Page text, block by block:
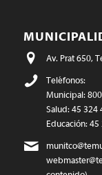
Av. Prat 650,
Teléfonos:
Municipal:
Salud: 45 324
Educación: 45